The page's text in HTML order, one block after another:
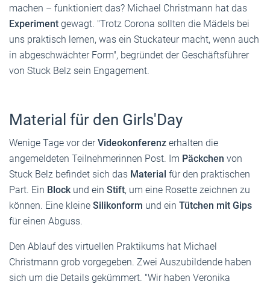
machen – funktioniert das? Michael Christmann hat das
Experiment gewagt. "Trotz Corona sollten die Mädels bei
uns praktisch lernen, was ein Stuckateur macht, wenn auch
in abgeschwächter Form", begründet der Geschäftsführer
von Stuck Belz sein Engagement.
Material für den Girls'Day
Wenige Tage vor derVideokonferenz erhalten die
angemeldeten Teilnehmerinnen Post. Im Päckchen von
Stuck Belz befindet sich das Material für den praktischen
Part. Ein Block und ein Stift, um eine Rosette zeichnen zu
können. Eine kleine Silikonform und ein Tütchen mit Gips
für einen Abguss.
Den Ablauf des virtuellen Praktikums hat Michael
Christmann grob vorgegeben. Zwei Auszubildende haben
sich um die Details gekümmert. "Wir haben Veronika